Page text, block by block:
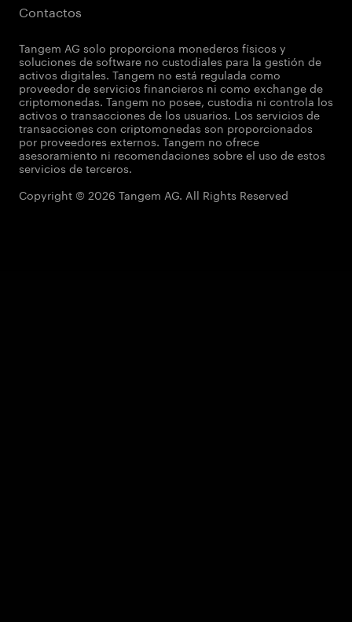
Contactos
Tangem AG solo proporciona monederos físicos y
soluciones de software no custodiales para la gestión de
activos digitales. Tangem no está regulada como
proveedor de servicios financieros ni como exchange de
criptomonedas. Tangem no posee, custodia ni controla los
activos o transacciones de los usuarios. Los servicios de
transacciones con criptomonedas son proporcionados
por proveedores externos. Tangem no ofrece
asesoramiento ni recomendaciones sobre el uso de estos
servicios de terceros.